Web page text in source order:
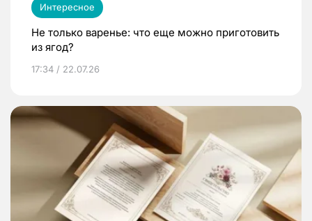
Интересное
Не только варенье: что еще можно приготовить
из ягод?
17:34 / 22.07.26